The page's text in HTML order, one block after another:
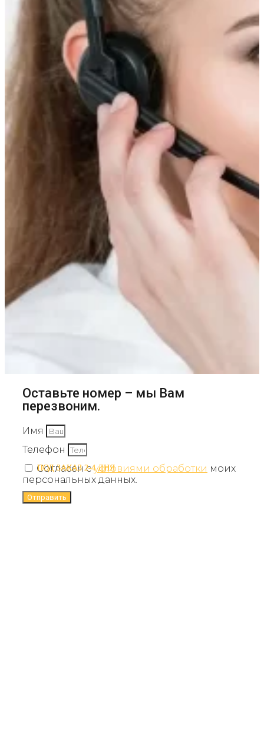
ПОД ЗАКАЗ 2-4 ДНЯ
ПОД ЗАКАЗ 2-4 ДНЯ
Оставьте номер – мы Вам
перезвоним.
Имя
Телефон
Согласен сусловиями обработки моих
персональных данных.
Отправить